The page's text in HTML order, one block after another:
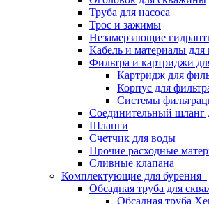
Труба для насоса
Трос и зажимы
Незамерзающие
Кабель и материалы для
Фильтра и картриджи
Картридж для
Корпус для
Системы
Соединительный шланг
Шланги
Счетчик для воды
Прочие расходные
Сливные клапана
Комплектующие для бурения
Обсадная труба для
Обсадная труба